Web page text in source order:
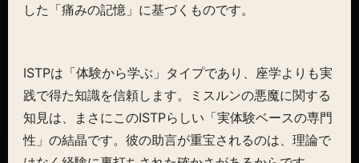
した「痛みの記憶」に基づくものです。
ISTPは「体験から学ぶ」タイプであり、座学よりも実
践で得た知識を信頼します。ミスルンの悪魔に関する
知見は、まさにこのISTPらしい「実体験ベースの専門
性」の結晶です。彼の助言が重宝されるのは、理論で